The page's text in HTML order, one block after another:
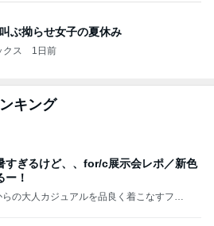
ぶ拗らせ女子の夏休み
ス 1日前
キング
すぎるけど、、for/c展示会レポ／新色
ー！
らの大人カジュアルを品良く着こなすファ
ブログ